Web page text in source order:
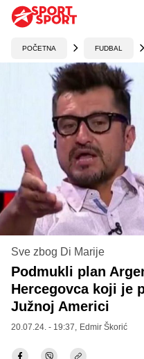
POČETNA FUDBAL
Sve zbog Di Marije
Podmukli plan
Hercegovca koji je
Južnoj Americi
20.07.24. - 19:37, Edmir Škorić